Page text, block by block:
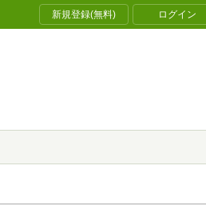
新規登録(無料) ログイン